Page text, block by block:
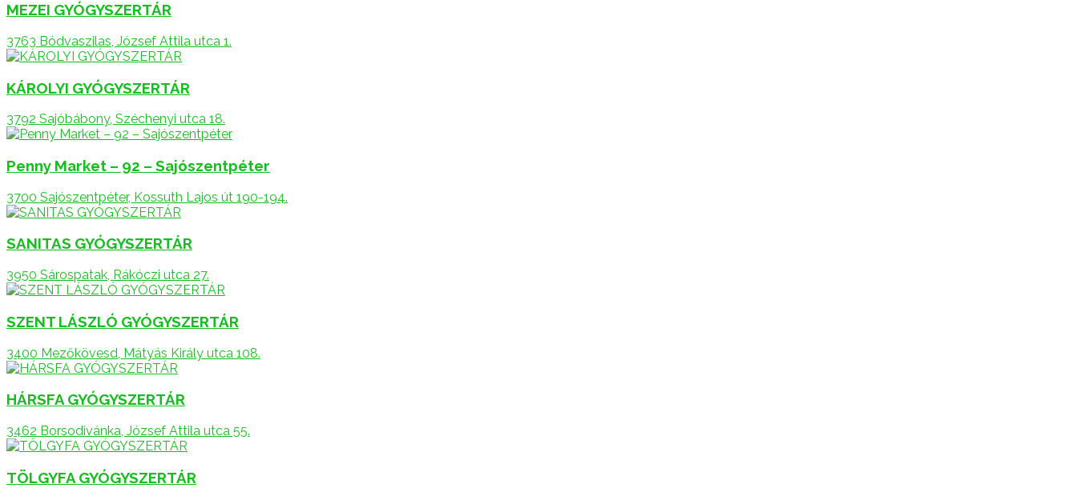
MEZEI GYÓGYSZERTÁR
3763 Bódvaszilas, József Attila utca 1.
KÁROLYI GYÓGYSZERTÁR
3792 Sajóbábony, Széchenyi utca 18.
Penny Market – 92 – Sajószentpéter
3700 Sajószentpéter, Kossuth Lajos út 190-194.
SANITAS GYÓGYSZERTÁR
3950 Sárospatak, Rákóczi utca 27.
SZENT LÁSZLÓ GYÓGYSZERTÁR
3400 Mezőkövesd, Mátyás Király utca 108.
HÁRSFA GYÓGYSZERTÁR
3462 Borsodivánka, József Attila utca 55.
TÖLGYFA GYÓGYSZERTÁR